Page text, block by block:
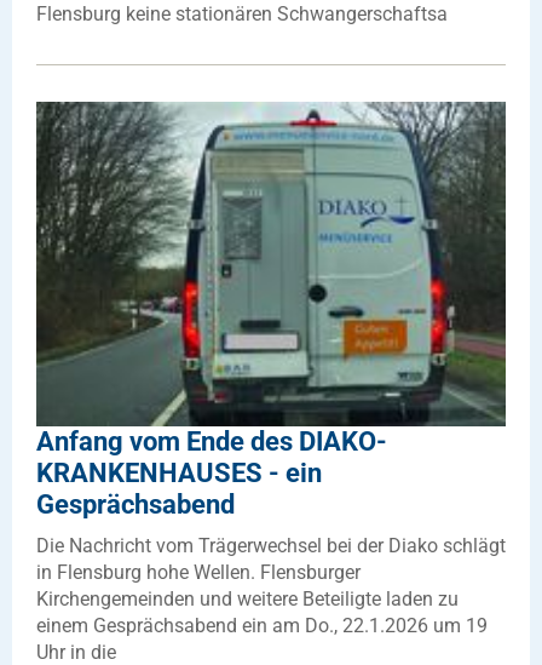
Flensburg keine stationären Schwangerschaftsa
Anfang vom Ende des DIAKO-
KRANKENHAUSES - ein
Gesprächsabend
Die Nachricht vom Trägerwechsel bei der Diako schlägt
in Flensburg hohe Wellen. Flensburger
Kirchengemeinden und weitere Beteiligte laden zu
einem Gesprächsabend ein am Do., 22.1.2026 um 19
Uhr in die